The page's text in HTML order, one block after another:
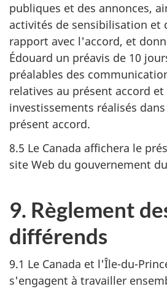
publiques et des annonces,
activités de sensibilisation et
rapport avec l'accord, et
Édouard un préavis de 10
préalables des
relatives au présent accord
investissements réalisés
présent accord.
8.5 Le Canada affichera le
site Web du gouvernement
9. Règlement
différends
9.1 Le Canada et l'Île-du-
s'engagent à travailler